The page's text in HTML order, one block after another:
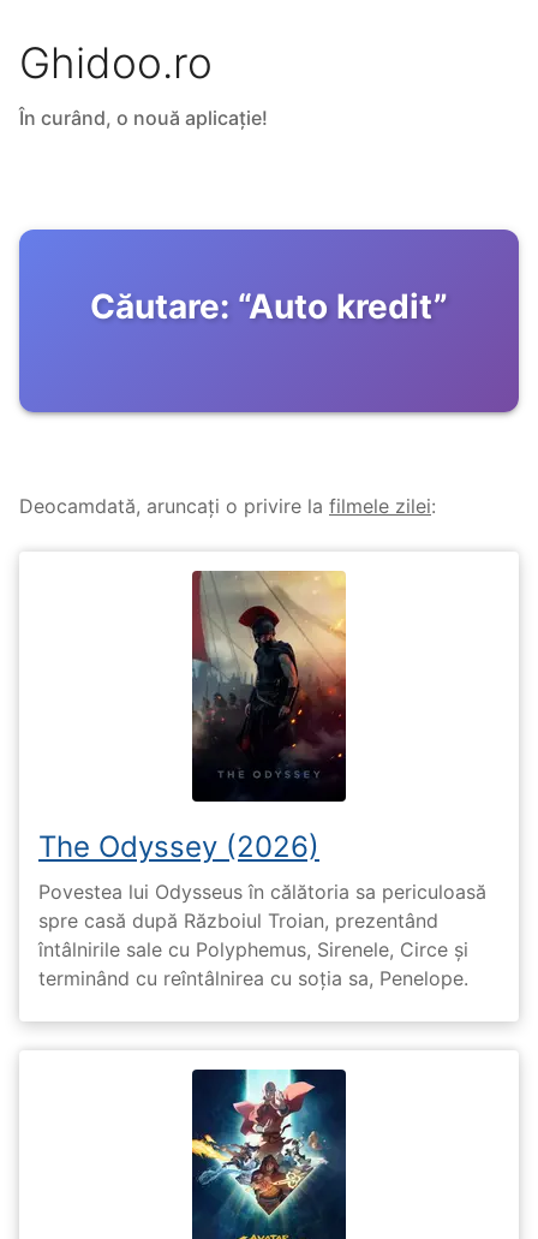
Ghidoo.ro
În curând, o nouă aplicație!
Căutare: “Auto kredit”
Deocamdată, aruncați o privire la filmele zilei:
The Odyssey (2026)
Povestea lui Odysseus în călătoria sa periculoasă
spre casă după Războiul Troian, prezentând
întâlnirile sale cu Polyphemus, Sirenele, Circe și
terminând cu reîntâlnirea cu soția sa, Penelope.